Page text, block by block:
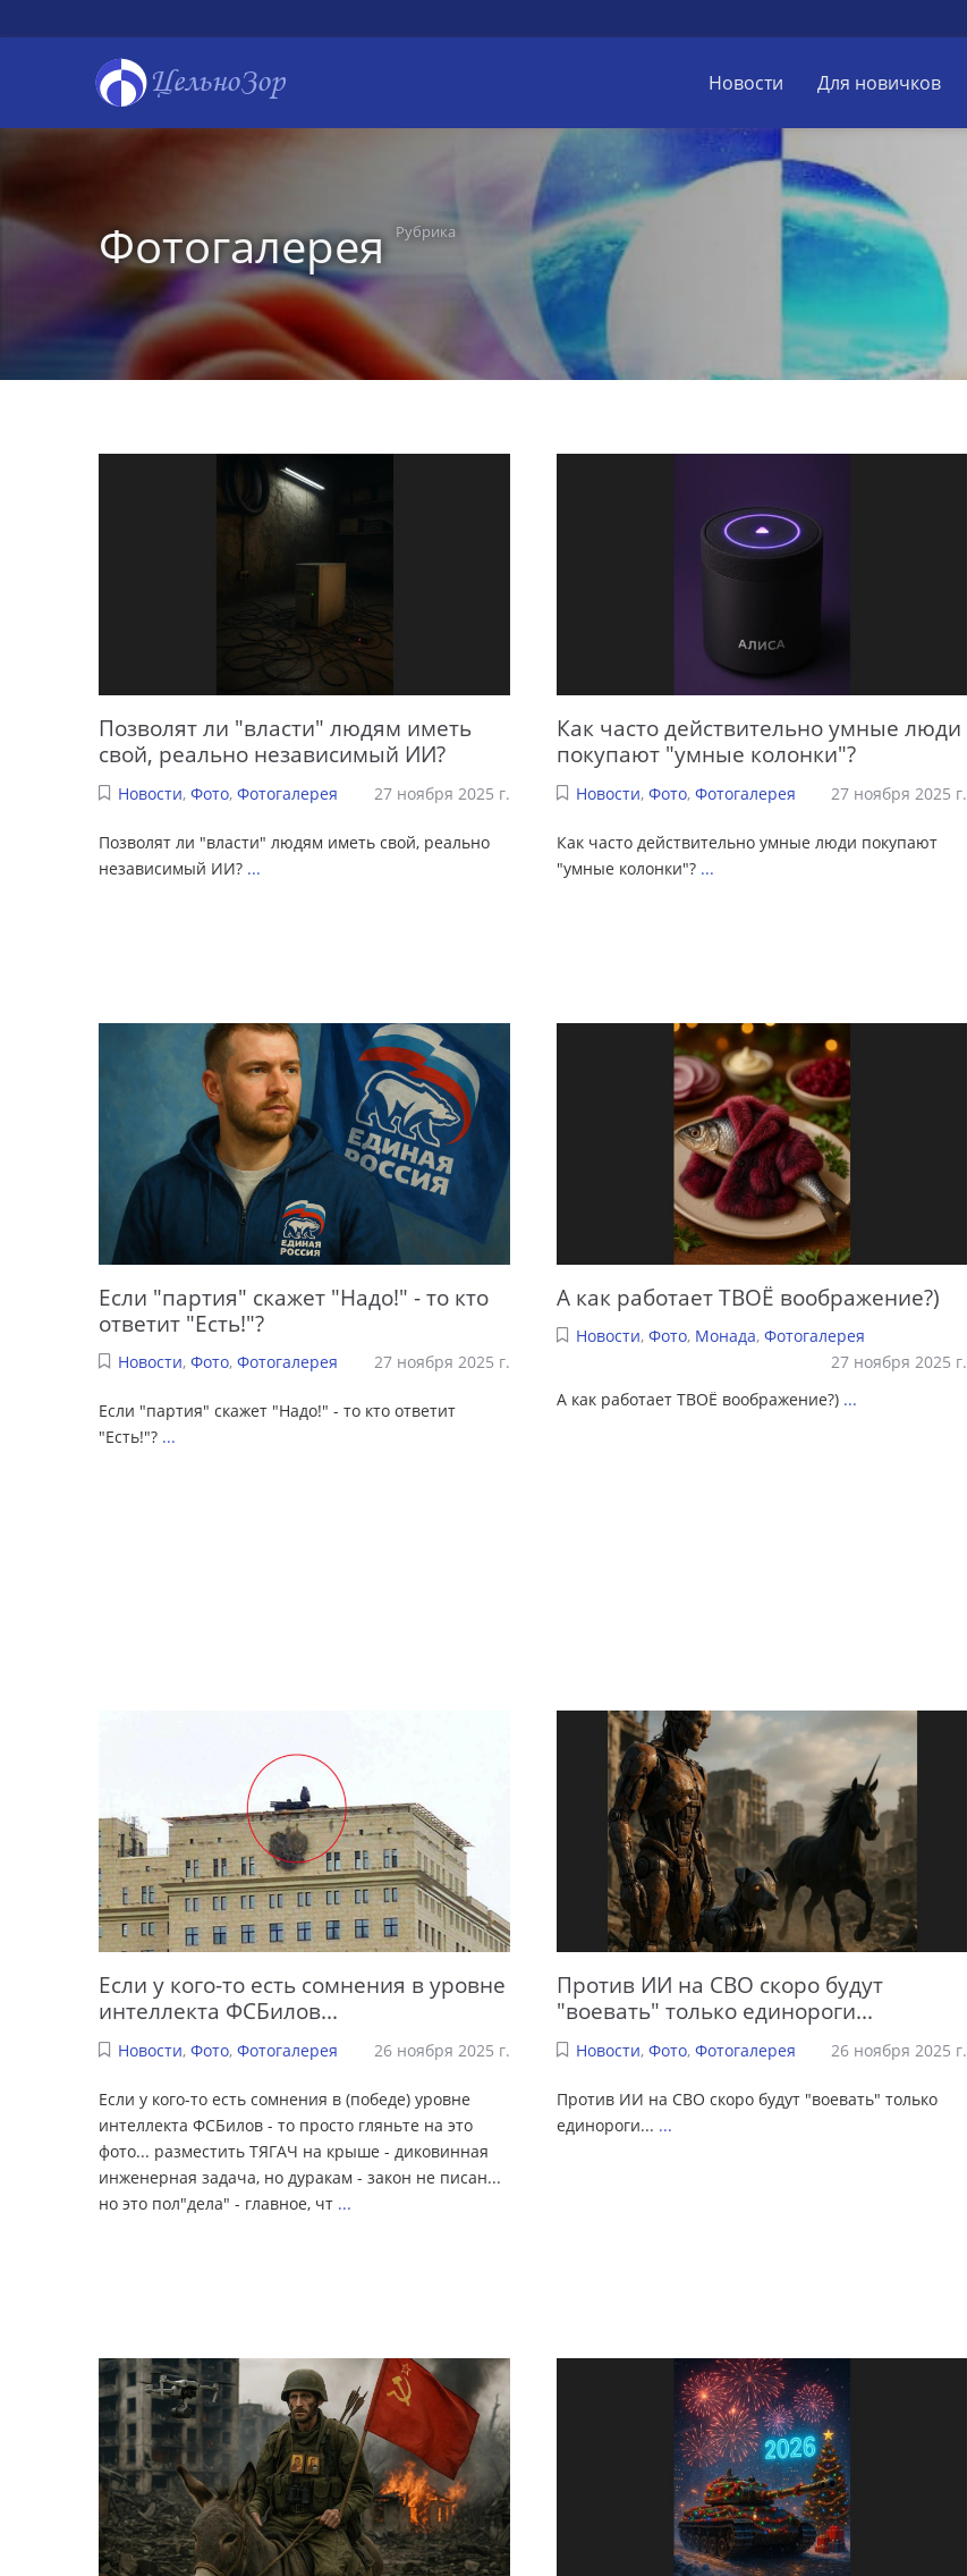
ЦельноЗор Новости Для новичков
Фотогалерея Рубрика
Позволят ли "власти" людям иметь
свой, реально независимый ИИ?
Новости, Фото, Фотогалерея 27 ноября 2025 г.
Позволят ли "власти" людям иметь свой, реально
независимый ИИ? ...
Как часто действительно умные люди
покупают "умные колонки"?
Новости, Фото, Фотогалерея 27 ноября 2025 г.
Как часто действительно умные люди покупают
"умные колонки"? ...
Если "партия" скажет "Надо!" - то кто
ответит "Есть!"?
Новости, Фото, Фотогалерея 27 ноября 2025 г.
Если "партия" скажет "Надо!" - то кто ответит
"Есть!"? ...
А как работает ТВОЁ воображение?)
Новости, Фото, Монада, Фотогалерея
27 ноября 2025 г.
А как работает ТВОЁ воображение?) ...
Если у кого-то есть сомнения в уровне
интеллекта ФСБилов...
Новости, Фото, Фотогалерея 26 ноября 2025 г.
Если у кого-то есть сомнения в (победе) уровне
интеллекта ФСБилов - то просто гляньте на это
фото... разместить ТЯГАЧ на крыше - диковинная
инженерная задача, но дуракам - закон не писан...
но это пол"дела" - главное, чт ...
Против ИИ на СВО скоро будут
"воевать" только единороги...
Новости, Фото, Фотогалерея 26 ноября 2025 г.
Против ИИ на СВО скоро будут "воевать" только
единороги... ...